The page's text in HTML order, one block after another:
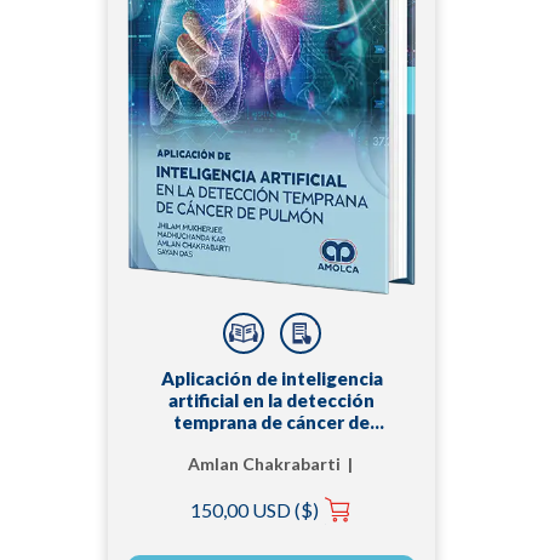
Aplicación de inteligencia
artificial en la detección
temprana de cáncer de
Amlan Chakrabarti |
Madhuchanda Kar |
150,00 USD ($)